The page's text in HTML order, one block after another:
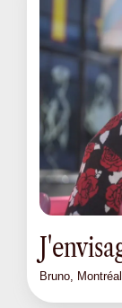
Bruno, Montréal